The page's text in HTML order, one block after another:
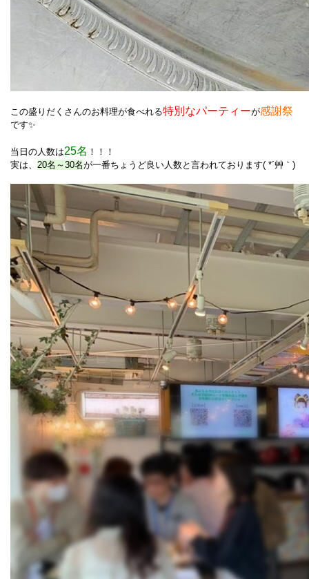
この盛りだくさんのお料理が食べれる特別なパーティーが感謝祭
です✨
当日の人数は25名 ！！！
実は、 20名～30名が一番ちょうど良い人数と言われております( *´艸｀)